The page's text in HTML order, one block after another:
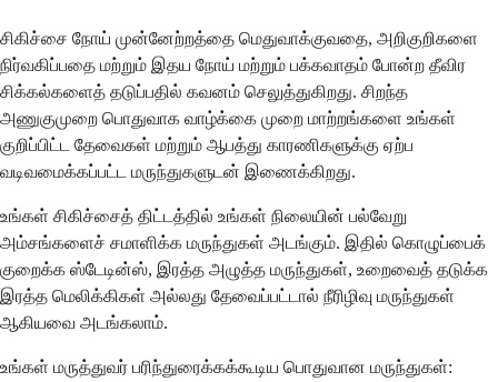
சிகிச்சை நோய் முன்னேற்றத்தை மெதுவாக்குவதை, அறிகுறிகளை
நிர்வகிப்பதை மற்றும் இதய நோய் மற்றும் பக்கவாதம் போன்ற தீவிர
சிக்கல்களைத் தடுப்பதில் கவனம் செலுத்துகிறது. சிறந்த
அணுகுமுறை பொதுவாக வாழ்க்கை முறை மாற்றங்களை உங்கள்
குறிப்பிட்ட தேவைகள் மற்றும் ஆபத்து காரணிகளுக்கு ஏற்ப
வடிவமைக்கப்பட்ட மருந்துகளுடன் இணைக்கிறது.
உங்கள் சிகிச்சைத் திட்டத்தில் உங்கள் நிலையின் பல்வேறு
அம்சங்களைச் சமாளிக்க மருந்துகள் அடங்கும். இதில் கொழுப்பைக்
குறைக்க ஸ்டேடின்ஸ், இரத்த அழுத்த மருந்துகள், உறைவைத் தடுக்க
இரத்த மெலிக்கிகள் அல்லது தேவைப்பட்டால் நீரிழிவு மருந்துகள்
ஆகியவை அடங்கலாம்.
உங்கள் மருத்துவர் பரிந்துரைக்கக்கூடிய பொதுவான மருந்துகள்: